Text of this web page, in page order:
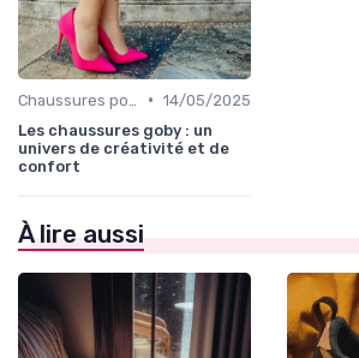
• 14/05/2025
Les chaussures goby : un
univers de créativité et de
confort
À lire aussi